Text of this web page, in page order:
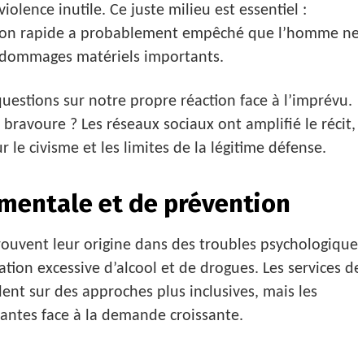
inutile. Ce juste milieu est essentiel :
rapide a probablement empêché que l’homme
matériels importants.
sur notre propre réaction face à l’imprévu.
? Les réseaux sociaux ont amplifié le récit,
le civisme et les limites de la légitime défense.
et de prévention
leur origine dans des troubles
excessive d’alcool et de drogues. Les services
sur des approches plus inclusives, mais les
face à la demande croissante.